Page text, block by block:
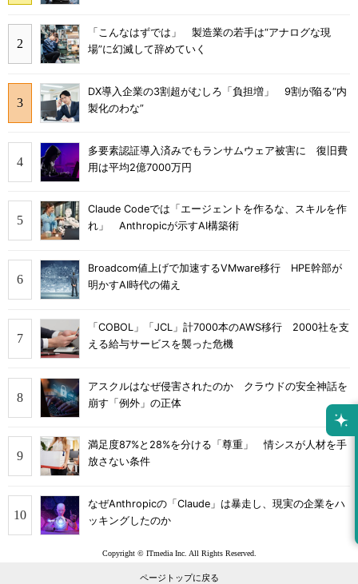
「こんなはずでは」 製造業の若手は“アナログな現
場”に幻滅して辞めていく
DX導入企業の3割超がむしろ「負担増」 9割が陥る“内
製化のわな”
多要素認証導入済みでもランサムウェア被害に 復旧費
用は平均2億7000万円
Claude Codeでは「エージェントを作るな、スキルを作
れ」 Anthropicが示すAI構築術
Broadcom値上げで加速するVMware移行 HPE幹部が
明かすAI時代の備え
「COBOL」「JCL」計7000本のAWS移行 2000社を支
える給与サービスを襲った危機
アスクルはなぜ侵害されたのか クラウドの安全神話を
崩す「例外」の正体
満足度87%と28%を分ける「尊重」 情シスが人材を手
放さない条件
なぜAnthropicの「Claude」は暴走し、現実の企業をハ
ッキングしたのか
Copyright © ITmedia Inc. All Rights Reserved.
ページトップに戻る